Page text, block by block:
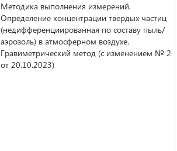
Методика выполнения измерений.
Определение концентрации твердых частиц
(недифференциированная по составу пыль/
аэрозоль) в атмосферном воздухе.
Гравиметрический метод (с изменением № 2
от 20.10.2023)